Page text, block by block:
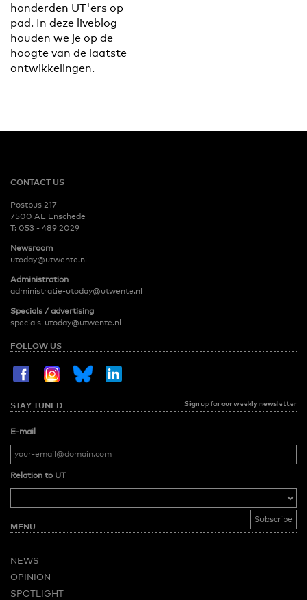
honderden UT'ers op
pad. In deze liveblog
houden we je op de
hoogte van de laatste
ontwikkelingen.
CONTACT US
Postbus 217
7500 AE Enschede
T: 053 - 489 2029
Newsroom
utoday@utwente.nl
Administration
administratie-utoday@utwente.nl
Specials / advertising
specials-utoday@utwente.nl
FOLLOW US
STAY TUNED Sign up for our weekly newsletter
E-mail
Relation to UT
MENU
NEWS
OPINION
SPOTLIGHT